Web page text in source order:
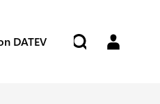
DATEV